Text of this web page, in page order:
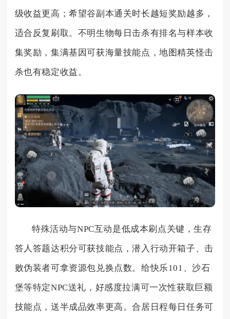
级收益更高；希望谷副本通关时长越短奖励越多，
适合反复刷取。不明生物每日击杀有排名与样本收
集奖励，集满基因可获海量技能点，地图精英怪击
杀也有稳定收益。
特殊活动与NPC互动是低成本刷点关键，生存
答人答题达积分可获技能点，潜入行动开箱子、击
败伪装者可拿资源包兑换点数。给快乐101、沙石
堡等特定NPC送礼，好感度拉满可一次性获取巨额
技能点，送半成品效率更高。合居日程每日任务可